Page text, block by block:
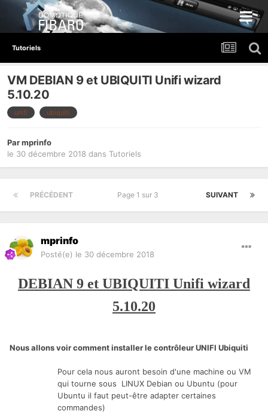
Tutoriels
VM DEBIAN 9 et UBIQUITI Unifi wizard
5.10.20
unifi ubiquiti
Parmprinfo
le 30 décembre 2018 dans Tutoriels
PRÉCÉDENT SUIVANT
Page 1 sur 3
mprinfo
Posté(e) le 30 décembre 2018
DEBIAN 9 et UBIQUITI Unifi wizard
5.10.20
Nous allons voir comment installer le contrôleur UNIFI Ubiquiti
Pour cela nous auront besoin d'une machine ou VM
qui tourne sous LINUX Debian ou Ubuntu (pour
Ubuntu il faut peut-être adapter certaines
commandes)